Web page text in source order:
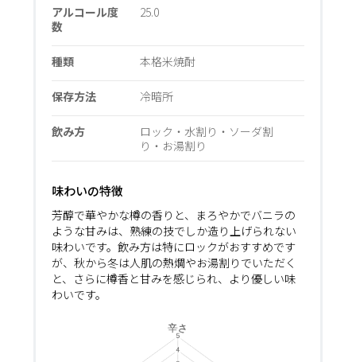
アルコール度
数
25.0
種類 本格米焼酎
保存方法 冷暗所
飲み方
ロック・水割り・ソーダ割
り・お湯割り
味わいの特徴
芳醇で華やかな樽の香りと、まろやかでバニラの
ような甘みは、熟練の技でしか造り上げられない
味わいです。飲み方は特にロックがおすすめです
が、秋から冬は人肌の熱燗やお湯割りでいただく
と、さらに樽香と甘みを感じられ、より優しい味
わいです。